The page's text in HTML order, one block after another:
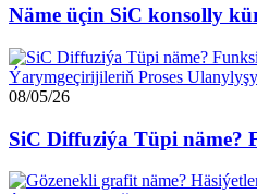
Näme üçin SiC konsolly
08/05/26
SiC Diffuziýa Tüpi näme?